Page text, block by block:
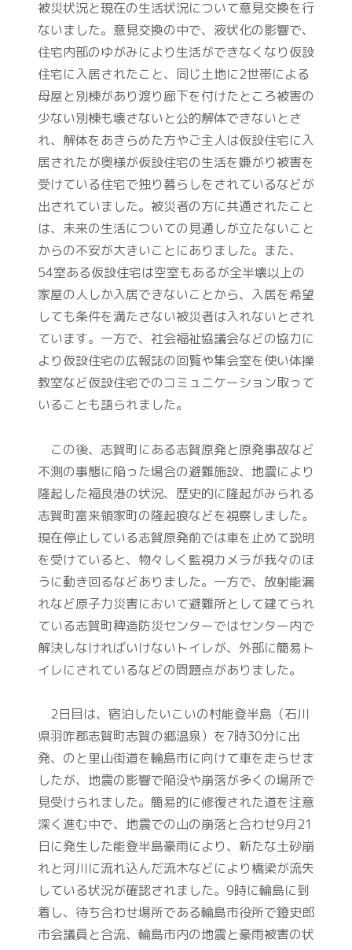
被災状況と現在の生活状況について意見交換を行
ないました。意見交換の中で、液状化の影響で、
住宅内部のゆがみにより生活ができなくなり仮設
住宅に入居されたこと、同じ土地に2世帯による
母屋と別棟があり渡り廊下を付けたところ被害の
少ない別棟も壊さないと公的解体できないとさ
れ、解体をあきらめた方やご主人は仮設住宅に入
居されたが奥様が仮設住宅の生活を嫌がり被害を
受けている住宅で独り暮らしをされているなどが
出されていました。被災者の方に共通されたこと
は、未来の生活についての見通しが立たないこと
からの不安が大きいことにありました。また、
54室ある仮設住宅は空室もあるが全半壊以上の
家屋の人しか入居できないことから、入居を希望
しても条件を満たさない被災者は入れないとされ
ています。一方で、社会福祉協議会などの協力に
より仮設住宅の広報誌の回覧や集会室を使い体操
教室など仮設住宅でのコミュニケーション取って
いることも語られました。
この後、志賀町にある志賀原発と原発事故など
不測の事態に陥った場合の避難施設、地震により
隆起した福良港の状況、歴史的に隆起がみられる
志賀町富来領家町の隆起痕などを視察しました。
現在停止している志賀原発前では車を止めて説明
を受けていると、物々しく監視カメラが我々のほ
うに動き回るなどありました。一方で、放射能漏
れなど原子力災害において避難所として建てられ
ている志賀町稗造防災センターではセンター内で
解決しなければいけないトイレが、外部に簡易ト
イレにされているなどの問題点がありました。
2日目は、宿泊したいこいの村能登半島（石川
県羽咋郡志賀町志賀の郷温泉）を7時30分に出
発、のと里山街道を輪島市に向けて車を走らせま
したが、地震の影響で陥没や崩落が多くの場所で
見受けられました。簡易的に修復された道を注意
深く進む中で、地震での山の崩落と合わせ9月21
日に発生した能登半島豪雨により、新たな土砂崩
れと河川に流れ込んだ流木などにより橋梁が流失
している状況が確認されました。 9時に輪島に到
着し、待ち合わせ場所である輪島市役所で鐙史郎
市会議員と合流、輪島市内の地震と豪雨被害の状